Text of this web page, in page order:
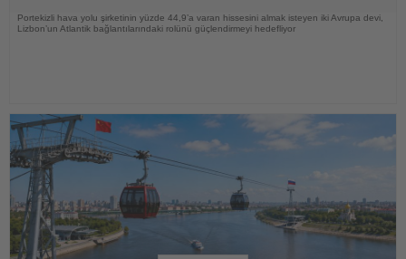
Portekizli hava yolu şirketinin yüzde 44,9’a varan hissesini almak isteyen iki Avrupa devi,
Lizbon’un Atlantik bağlantılarındaki rolünü güçlendirmeyi hedefliyor